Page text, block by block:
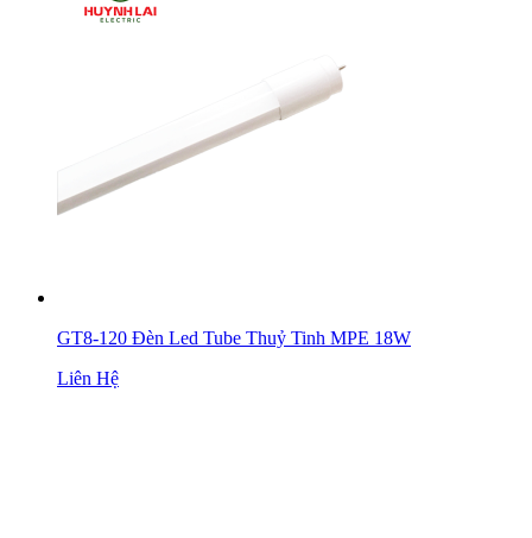
GT8-120 Đèn Led Tube Thuỷ Tinh MPE 18W
Liên Hệ